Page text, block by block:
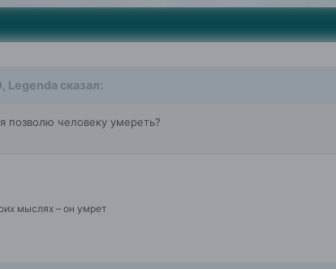
Legenda сказал:
позволю человеку умереть?
мыслях – он умрет